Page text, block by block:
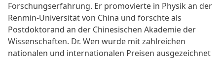
Forschungserfahrung. Er promovierte in Physik an der
Renmin-Universität von China und forschte als
Postdoktorand an der Chinesischen Akademie der
Wissenschaften. Dr. Wen wurde mit zahlreichen
nationalen und internationalen Preisen ausgezeichnet